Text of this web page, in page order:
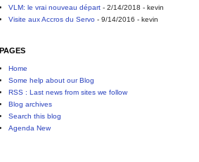
VLM: le vrai nouveau départ- 2/14/2018 - kevin
Visite aux Accros du Servo- 9/14/2016 - kevin
PAGES
Home
Some help about our Blog
RSS : Last news from sites we follow
Blog archives
Search this blog
Agenda New